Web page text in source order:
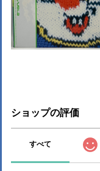
ショップの評価
すべて